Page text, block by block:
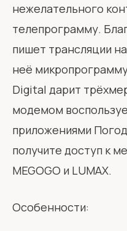
нежелательного
телепрограмму.
пишет трансляции
неё
Digital дарит
модемом
приложениями
получите доступ к
MEGOGO и LUMAX.
Особенности: